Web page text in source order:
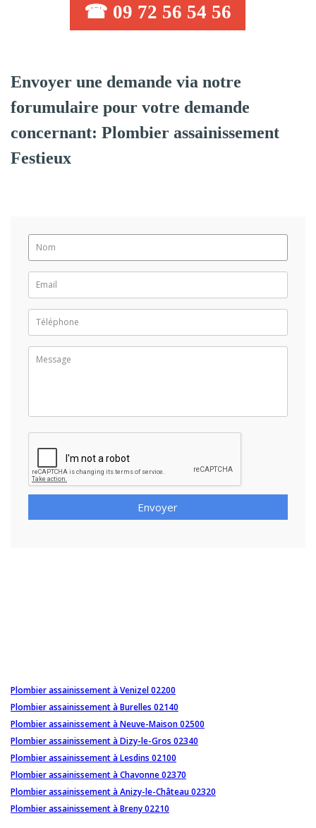
☎ 09 72 56 54 56
Envoyer une demande via notre
forumulaire pour votre demande
concernant: Plombier assainissement
Festieux
Envoyer
Plombier assainissement à Venizel 02200
Plombier assainissement à Burelles 02140
Plombier assainissement à Neuve-Maison 02500
Plombier assainissement à Dizy-le-Gros 02340
Plombier assainissement à Lesdins 02100
Plombier assainissement à Chavonne 02370
Plombier assainissement à Anizy-le-Château 02320
Plombier assainissement à Breny 02210